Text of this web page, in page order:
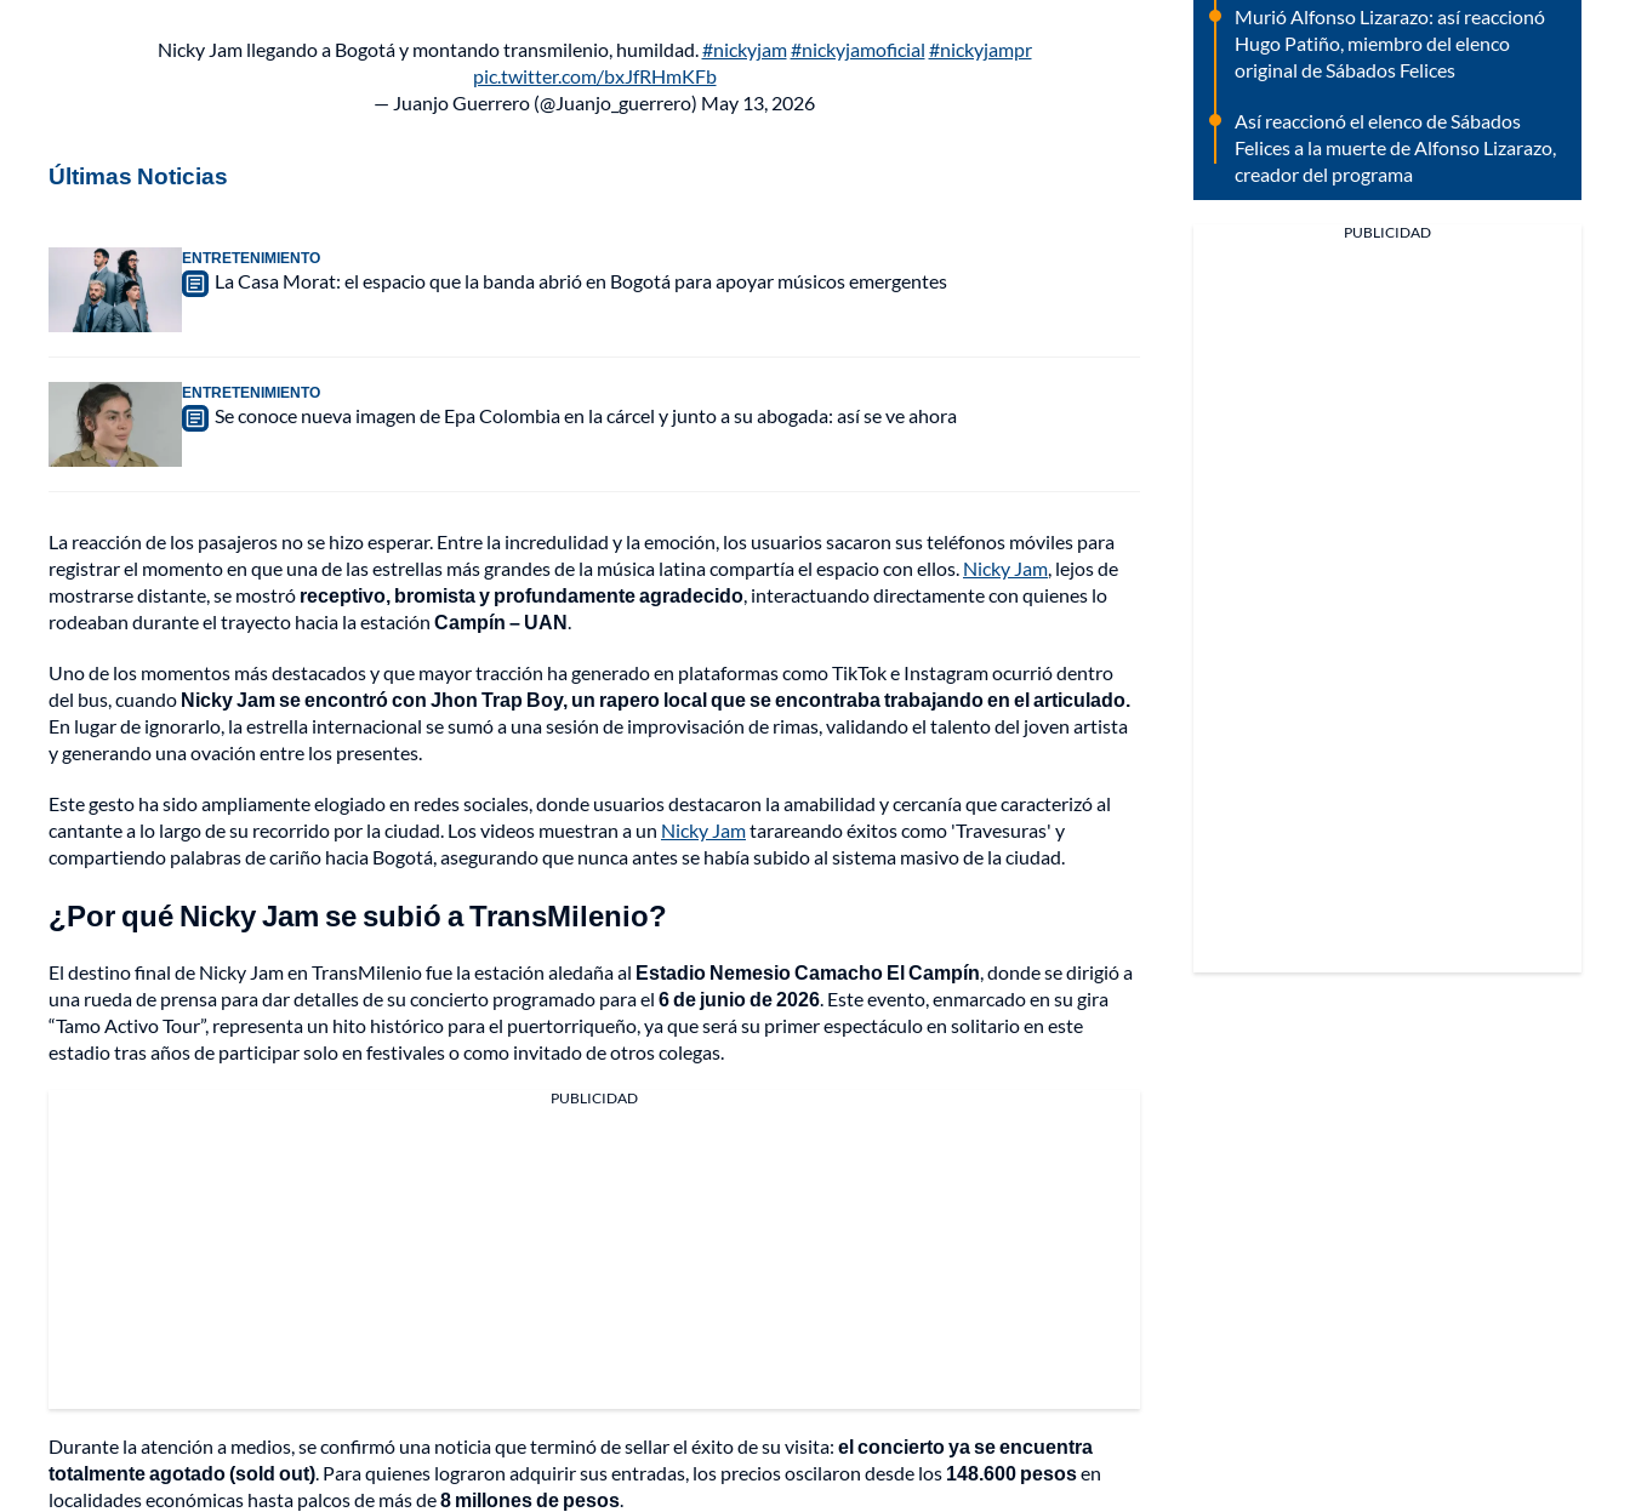
Nicky Jam llegando a Bogotá y montando transmilenio, humildad.#nickyjam#nickyjamoficial #nickyjampr
pic.twitter.com/bxJfRHmKFb
— Juanjo Guerrero (@Juanjo_guerrero) May 13, 2026
Últimas Noticias
ENTRETENIMIENTO
La Casa Morat: el espacio que la banda abrió en Bogotá para apoyar músicos emergentes
ENTRETENIMIENTO
Se conoce nueva imagen de Epa Colombia en la cárcel y junto a su abogada: así se ve ahora
La reacción de los pasajeros no se hizo esperar. Entre la incredulidad y la emoción, los usuarios sacaron sus teléfonos móviles para
registrar el momento en que una de las estrellas más grandes de la música latina compartía el espacio con ellos. Nicky Jam, lejos de
mostrarse distante, se mostró receptivo, bromista y profundamente agradecido, interactuando directamente con quienes lo
rodeaban durante el trayecto hacia la estación Campín – UAN.
Uno de los momentos más destacados y que mayor tracción ha generado en plataformas como TikTok e Instagram ocurrió dentro
del bus, cuando Nicky Jam se encontró con Jhon Trap Boy, un rapero local que se encontraba trabajando en el articulado.
En lugar de ignorarlo, la estrella internacional se sumó a una sesión de improvisación de rimas, validando el talento del joven artista
y generando una ovación entre los presentes.
Este gesto ha sido ampliamente elogiado en redes sociales, donde usuarios destacaron la amabilidad y cercanía que caracterizó al
cantante a lo largo de su recorrido por la ciudad. Los videos muestran a un Nicky Jamtarareando éxitos como 'Travesuras' y
compartiendo palabras de cariño hacia Bogotá, asegurando que nunca antes se había subido al sistema masivo de la ciudad.
¿Por qué Nicky Jam se subió a TransMilenio?
El destino final de Nicky Jam en TransMilenio fue la estación aledaña al Estadio Nemesio Camacho El Campín, donde se dirigió a
una rueda de prensa para dar detalles de su concierto programado para el 6 de junio de 2026. Este evento, enmarcado en su gira
“Tamo Activo Tour”, representa un hito histórico para el puertorriqueño, ya que será su primer espectáculo en solitario en este
estadio tras años de participar solo en festivales o como invitado de otros colegas.
PUBLICIDAD
Durante la atención a medios, se confirmó una noticia que terminó de sellar el éxito de su visita: el concierto ya se encuentra
totalmente agotado (sold out). Para quienes lograron adquirir sus entradas, los precios oscilaron desde los 148.600 pesosen
localidades económicas hasta palcos de más de8 millones de pesos.
Murió Alfonso Lizarazo: así reaccionó
Hugo Patiño, miembro del elenco
original de Sábados Felices
Así reaccionó el elenco de Sábados
Felices a la muerte de Alfonso Lizarazo,
creador del programa
PUBLICIDAD